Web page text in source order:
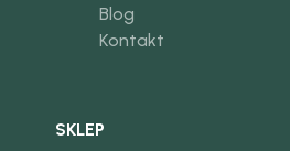
Blog
Kontakt
SKLEP